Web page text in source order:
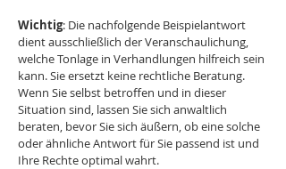
Wichtig: Die nachfolgende Beispielantwort
dient ausschließlich der Veranschaulichung,
welche Tonlage in Verhandlungen hilfreich sein
kann. Sie ersetzt keine rechtliche Beratung.
Wenn Sie selbst betroffen und in dieser
Situation sind, lassen Sie sich anwaltlich
beraten, bevor Sie sich äußern, ob eine solche
oder ähnliche Antwort für Sie passend ist und
Ihre Rechte optimal wahrt.